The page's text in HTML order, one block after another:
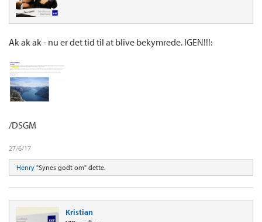
Ak ak ak - nu er det tid til at blive bekymrede. IGEN!!!:
/DSGM
27/6/17
Henry "Synes godt om" dette.
Kristian